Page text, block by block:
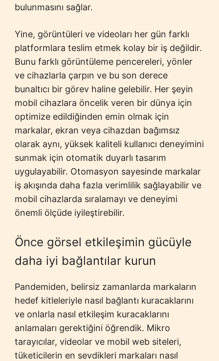
bulunmasını sağlar.
Yine, görüntüleri ve videoları her gün farklı
platformlara teslim etmek kolay bir iş değildir.
Bunu farklı görüntüleme pencereleri, yönler
ve cihazlarla çarpın ve bu son derece
bunaltıcı bir görev haline gelebilir. Her şeyin
mobil cihazlara öncelik veren bir dünya için
optimize edildiğinden emin olmak için
markalar, ekran veya cihazdan bağımsız
olarak aynı, yüksek kaliteli kullanıcı deneyimini
sunmak için otomatik duyarlı tasarım
uygulayabilir. Otomasyon sayesinde markalar
iş akışında daha fazla verimlilik sağlayabilir ve
mobil cihazlarda sıralamayı ve deneyimi
önemli ölçüde iyileştirebilir.
Önce görsel etkileşimin gücüyle
daha iyi bağlantılar kurun
Pandemiden, belirsiz zamanlarda markaların
hedef kitleleriyle nasıl bağlantı kuracaklarını
ve onlarla nasıl etkileşim kuracaklarını
anlamaları gerektiğini öğrendik. Mikro
tarayıcılar, videolar ve mobil web siteleri,
tüketicilerin en sevdikleri markaları nasıl